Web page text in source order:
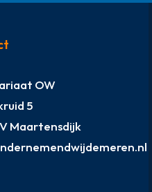
OW
5
Maartensdijk